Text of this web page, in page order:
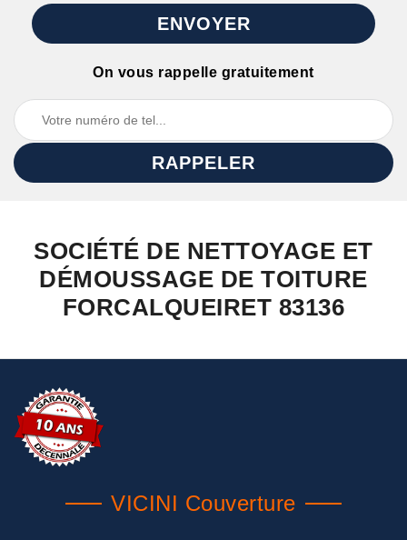
On vous rappelle gratuitement
SOCIÉTÉ DE NETTOYAGE ET
DÉMOUSSAGE DE TOITURE
FORCALQUEIRET 83136
VICINI Couverture